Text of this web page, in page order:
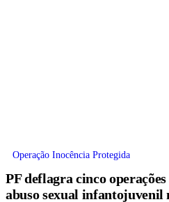
Operação Inocência Protegida
PF deflagra cinco
abuso sexual infantojuvenil